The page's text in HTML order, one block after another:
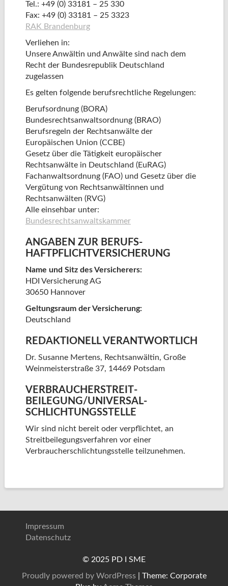
Tel.: +49 (0) 33181 – 25 330
Fax: +49 (0) 33181 – 25 3323
RAK Brandenburg
Verliehen in:
Unsere Anwältin und Anwälte sind nach dem
Recht der Bundesrepublik Deutschland
zugelassen
Es gelten folgende berufsrechtliche Regelungen:
Berufsordnung (BORA)
Bundesrechtsanwaltsordnung (BRAO)
Berufsregeln der Rechtsanwälte der
Europäischen Union (CCBE)
Gesetz über die Tätigkeit europäischer
Rechtsanwälte in Deutschland (EuRAG)
Fachanwaltsordnung (FAO) und Gesetz über die
Vergütung von Rechtsanwältinnen und
Rechtsanwälten (RVG)
Alle einsehbar unter:
Bundesrechtsanwaltskammer
ANGABEN ZUR BERUFS­
HAFTPFLICHT­VERSICHERUNG
Name und Sitz des Versicherers:
HDI Versicherung AG
30650 Hannover
Geltungsraum der Versicherung:
Deutschland
REDAKTIONELL VERANTWORTLICH
Dr. Susanne Mertens, Rechtsanwältin, Große
Weinmeisterstraße 37, 14469 Potsdam
VERBRAUCHER­STREIT­
BEILEGUNG/UNIVERSAL­
SCHLICHTUNGS­STELLE
Wir sind nicht bereit oder verpflichtet, an
Streitbeilegungsverfahren vor einer
Verbraucherschlichtungsstelle teilzunehmen.
Impressum
Datenschutz
© 2025 PD I SME
Proudly powered by WordPress
Theme: Corporate